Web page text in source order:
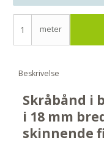
meter
Beskrivelse
Skråbånd i
i 18 mm
skinnende